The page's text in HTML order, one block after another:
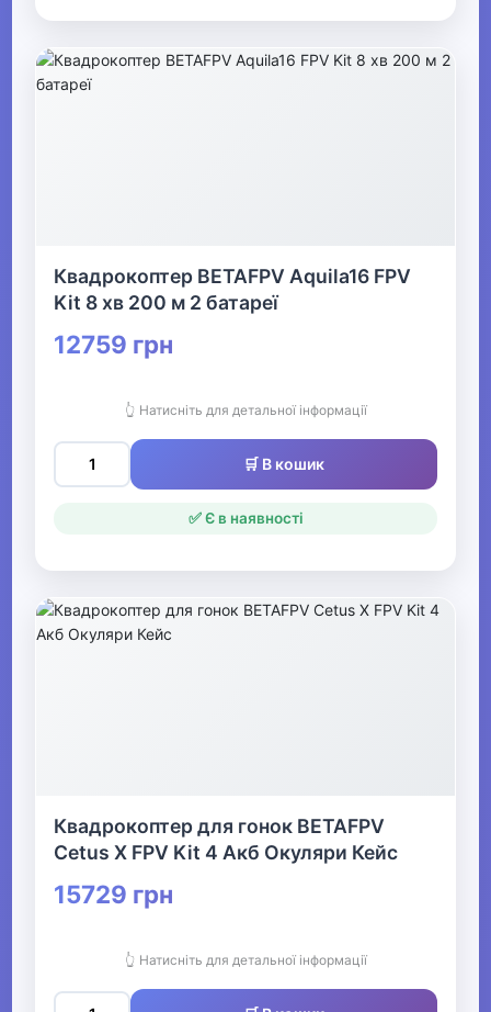
Квадрокоптер BETAFPV Aquila16 FPV
Kit 8 хв 200 м 2 батареї
12759 грн
👆 Натисніть для детальної інформації
🛒 В кошик
✅ Є в наявності
Квадрокоптер для гонок BETAFPV
Cetus X FPV Kit 4 Акб Окуляри Кейс
15729 грн
👆 Натисніть для детальної інформації